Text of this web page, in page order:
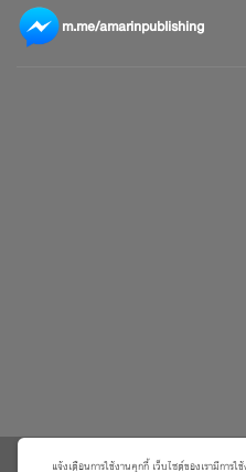
m.me/amarinpublishing
แจ้งเตือนการใช้งานคุกกี้ เว็บไซต์ของเรามีการ